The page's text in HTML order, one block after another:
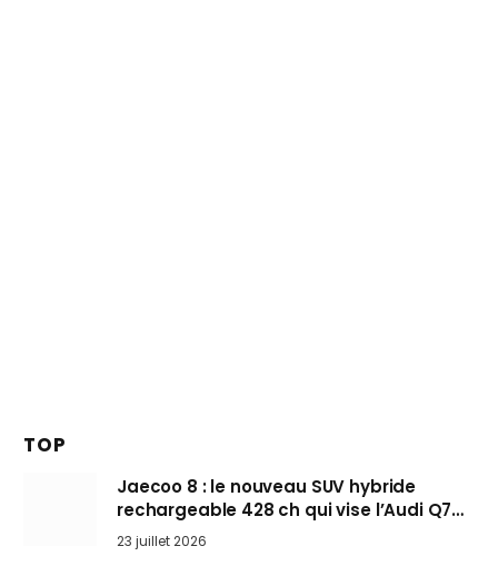
TOP
Jaecoo 8 : le nouveau SUV hybride
rechargeable 428 ch qui vise l’Audi Q7
arrive en Europe cet automne
23 juillet 2026